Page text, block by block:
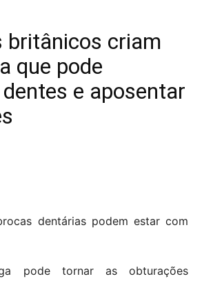
britânicos criam
que pode
e aposentar
dentárias podem estar com
pode tornar as obturações